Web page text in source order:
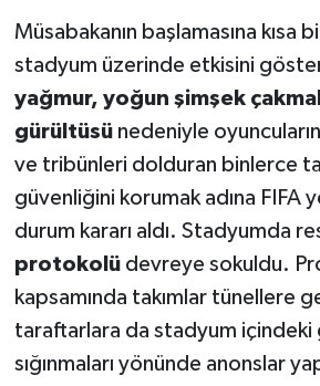
Müsabakanın başlamasına kısa
stadyum üzerinde etkisini
yağmur, yoğun şimşek
gürültüsünedeniyle
ve tribünleri dolduran binlerce
güvenliğini korumak adına FIFA
durum kararı aldı. Stadyumda
protokolüdevreye sokuldu.
kapsamında takımlar tünellere
taraftarlara da stadyum içindeki
sığınmaları yönünde anonslar
Savaştepe
SİYASET
Sındırgı
SÜRMANŞET